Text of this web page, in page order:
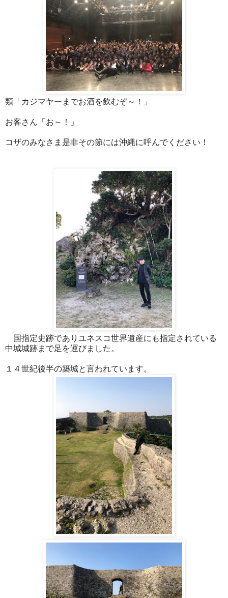
類「カジマヤーまでお酒を飲むぞ～！」
お客さん「お～！」
コザのみなさま是非その節には沖縄に呼んでください！
国指定史跡でありユネスコ世界遺産にも指定されている
中城城跡まで足を運びました。
１４世紀後半の築城と言われています。